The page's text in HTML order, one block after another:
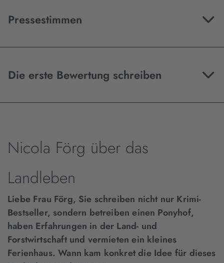
Pressestimmen
Die erste Bewertung schreiben
Nicola Förg über das
Landleben
Liebe Frau Förg, Sie schreiben nicht nur Krimi-
Bestseller, sondern betreiben einen Ponyhof,
haben Erfahrungen in der Land- und
Forstwirtschaft und vermieten ein kleines
Ferienhaus. Wann kam konkret die Idee für dieses